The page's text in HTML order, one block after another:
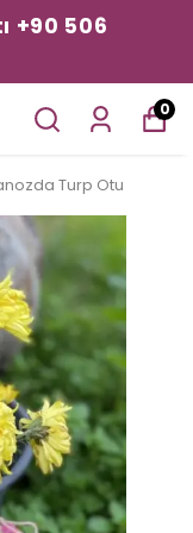
+90 506
0
Turp Otu